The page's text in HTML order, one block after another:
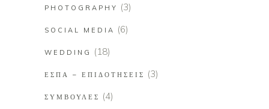
PHOTOGRAPHY (3)
SOCIAL MEDIA (6)
WEDDING (18)
ΕΣΠΑ – ΕΠΙΔΟΤΉΣΕΙΣ (3)
ΣΥΜΒΟΥΛΈΣ (4)